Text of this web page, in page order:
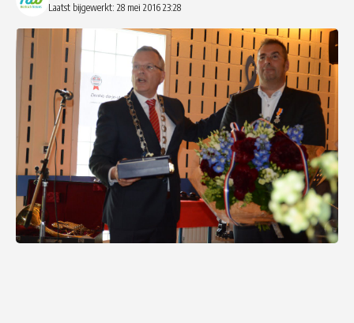
Laatst bijgewerkt: 28 mei 2016 23:28